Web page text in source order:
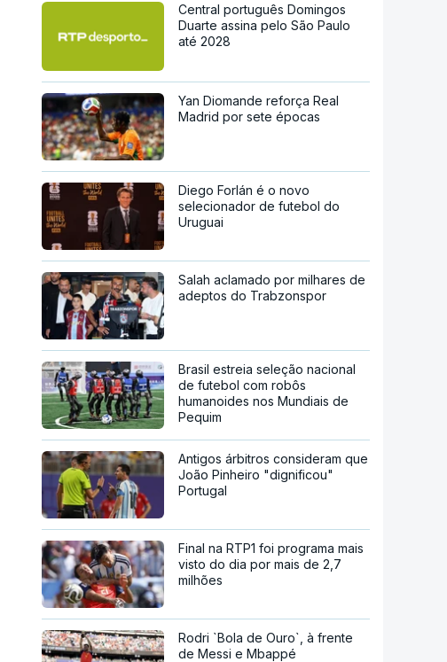
Central português Domingos
Duarte assina pelo São Paulo
até 2028
Yan Diomande reforça Real
Madrid por sete épocas
Diego Forlán é o novo
selecionador de futebol do
Uruguai
Salah aclamado por milhares de
adeptos do Trabzonspor
Brasil estreia seleção nacional
de futebol com robôs
humanoides nos Mundiais de
Pequim
Antigos árbitros consideram que
João Pinheiro "dignificou"
Portugal
Final na RTP1 foi programa mais
visto do dia por mais de 2,7
milhões
Rodri `Bola de Ouro`, à frente
de Messi e Mbappé